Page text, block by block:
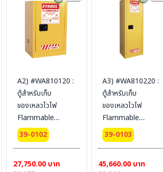
A2) #WA810120 :
ตู้สำหรับเก็บ
ของเหลวไวไฟ
Flammable
Cabinets 45 L 1
door (manual)
Ext dimension
39-0102
27,750.00 บาท
A3) #WA810220 :
ตู้สำหรับเก็บ
ของเหลวไวไฟ
Flammable
Cabinets 83 L 1
door (manual)
Ext dimension
39-0103
45,660.00 บาท